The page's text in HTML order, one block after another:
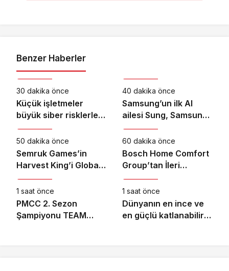
Benzer Haberler
Teknoloji
30 dakika önce
Küçük işletmeler
büyük siber risklerle
karşı karşıya
40 dakika önce
Samsung’un ilk AI
ailesi Sung, Samsung
akıllı yaşam
deneyimini ekranlara
taşıyor
50 dakika önce
Semruk Games’in
Harvest King’i Global
Pazarda Oyuncularla
Buluştu!
60 dakika önce
Bosch Home Comfort
Group’tan İleri
Teknoloji Hava
Temizleme Cihazları
1 saat önce
PMCC 2. Sezon
Şampiyonu TEAM
1 saat önce
Dünyanın en ince ve
en güçlü katlanabilir